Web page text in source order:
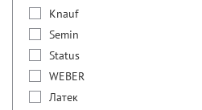
Knauf
Semin
Status
WEBER
Латек